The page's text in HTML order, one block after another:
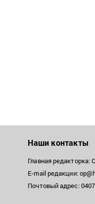
Наши контакты
Главная редакторка:
E-mail редакции:
Почтовый адрес: